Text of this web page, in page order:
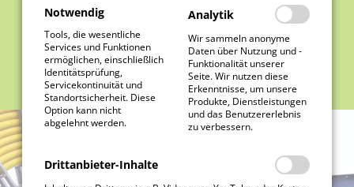
für aggressive
Umgebungsbedingungen
Notwendig
Tools, die wesentliche
Services und Funktionen
ermöglichen, einschließlich
Identitätsprüfung,
Servicekontinuität und
Standortsicherheit. Diese
Option kann nicht
abgelehnt werden.
Analytik
Wir sammeln anonyme
Daten über Nutzung und -
Funktionalität unserer
Seite. Wir nutzen diese
Erkenntnisse, um unsere
Produkte, Dienstleistungen
und das Benutzererlebnis
zu verbessern.
Drittanbieter-Inhalte